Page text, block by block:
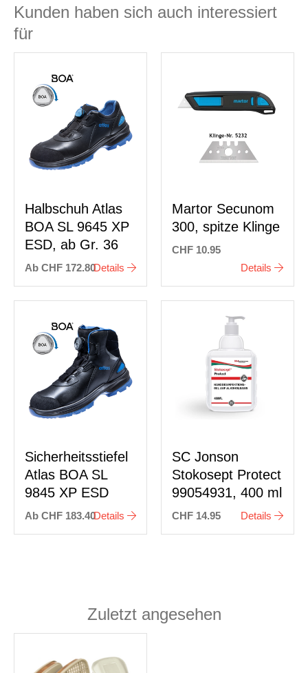
Kunden haben sich auch interessiert
für
Halbschuh Atlas
BOA SL 9645 XP
ESD, ab Gr. 36
Ab CHF 172.80Details
Martor Secunom
300, spitze Klinge
CHF 10.95
Details
Sicherheitsstiefel
Atlas BOA SL
9845 XP ESD
Ab CHF 183.40Details
SC Jonson
Stokosept Protect
99054931, 400 ml
CHF 14.95 Details
Zuletzt angesehen